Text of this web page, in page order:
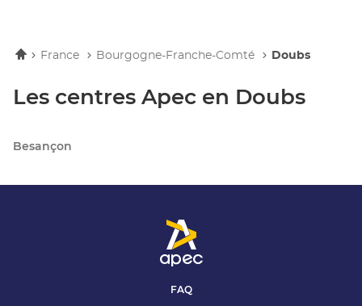
AccueilFrance Bourgogne-Franche-Comté Doubs
Les centres Apec en Doubs
Besançon
FAQ